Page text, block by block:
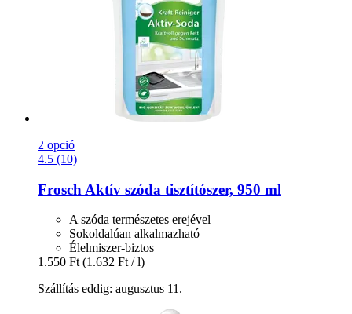
2 opció
4.5 (10)
Frosch Aktív szóda tisztítószer, 950 ml
A szóda természetes erejével
Sokoldalúan alkalmazható
Élelmiszer-biztos
1.550 Ft (1.632 Ft / l)
Szállítás eddig: augusztus 11.